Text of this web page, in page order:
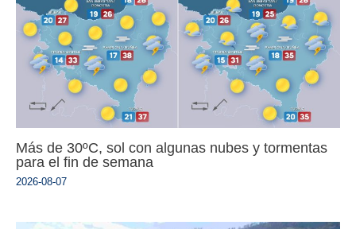
Más de 30ºC, sol con algunas nubes y tormentas
para el fin de semana
2026-08-07